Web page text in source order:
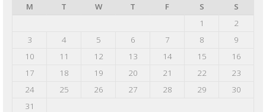
M
T W T F S
S
1
2
3
4 5 6 7 8
9
10
11 12 13 14 15
16
17
18 19 20 21 22
23
24
25 26 27 28 29
30
31